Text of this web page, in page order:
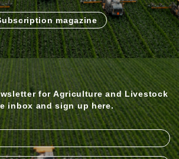
magazine
for Agriculture and Livestock
inbox and sign up here.